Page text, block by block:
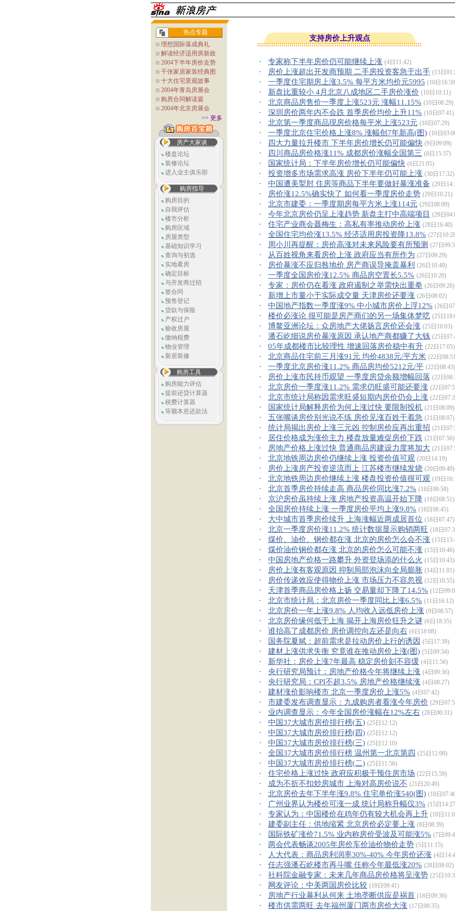
热点专题
理想国际落成典礼
解读经济适用房新政
2004下半年房价走势
千张家居家装经典图
十大住宅景观故事
2004年青岛房展会
购房合同解读篇
2004年北京房展会
>> 更多
房产大家谈
楼盘论坛
装修论坛
进入业主俱乐部
购房指导
购房目的
自我评估
楼市分析
购房区域
房屋类型
基础知识学习
查询与初选
实地看房
确定目标
与开发商过招
签合同
预售登记
贷款与保险
产权过户
验收房屋
缴纳税费
物业管理
新居装修
购房工具
购房能力评估
提前还贷计算器
税费计算器
等额本息还款法
支持房价上升观点
· 专家称下半年房价仍可能继续上涨 (4日11:42)
· 房价上涨超出开发商预期 二手房投资客急于出手 (13日
· 一季度住宅期房上涨3.5% 每平方米均价元5995 (10日
· 新盘比重较小 4月北京八成地区二手房价涨价 (10日10:11)
· 北京商品房售价一季度上涨523元 涨幅11.15% (10日08:29)
· 深圳房价两年内不会跌 首季房价均价上升11% (10日07:41)
· 北京第一季度商品现房价格每平米上涨523元 (10日07:29)
· 一季度北京住宅价格上涨8% 涨幅创7年新高(图) (10日
· 四大力量拉升楼市 下半年房价增长仍可能偏快 (9日09:09)
· 四川商品房价格涨11% 成都房价涨幅全国第三 (8日15:37)
· 国家统计局：下半年房价增长仍可能偏快 (6日21:05)
· 投资增多市场需求高涨 房价下半年仍可能上涨 (30日17:32)
· 中国遭美掣肘 住房等商品下半年要做好暴涨准备 (29日
· 房价涨12.5%确实快了 如何看一季度房价走势 (29日10:21)
· 北京市建委：一季度期房每平方米上涨114元 (29日08:09)
· 今年北京房价仍呈上涨趋势 新盘主打中高端项目 (29日
· 住宅产业商会聂梅生：高私有率推动房价上涨 (28日16:40)
· 全国住宅均价涨13.5% 经济适用房投资降13.8% (27日
· 周小川再提醒：房价高涨对未来风险要有所预测 (27日
· 从百姓视角来看房价上涨 政府应当有所作为 (27日09:29)
· 房价暴涨不应归咎地价 房产商误导掩盖暴利 (26日10:49)
· 一季度全国房价涨12.5% 商品房空置长5.5% (26日10:20)
· 专家：房价仍在看涨 政府遏制之举需快出重拳 (26日09:26)
· 新增上市量小于实际成交量 天津房价还要涨 (26日08:02)
· 中国地产指数一季度涨9% 中小城市房价上浮12% (26日
· 楼价必涨论 很可能是房产商们的另一场集体梦呓 (25日
· 博鳌亚洲论坛：众房地产大佬扬言房价还会涨 (25日10:03)
· 潘石屹细说房价暴涨原因 承认地产商都赚了大钱 (25日
· 05年成都楼市比较理性 增速回落房价稳中有升 (22日17:05)
· 北京商品住宅前三月涨91元 均价4838元/平方米 (22日
· 一季度北京房价涨11.2% 商品房均价5212元/平 (22日08:43)
· 房价上涨市民持币观望 一季度房贷余额增幅回落 (22日
· 北京房价一季度涨11.2% 需求仍旺盛可能还要涨 (22日
· 北京市统计局称因需求旺盛短期内房价仍会上涨 (22日
· 国家统计局解释房价为何上涨过快 要限制投机 (21日08:09)
· 五张嘴谈房价别光说不练 房价见涨百姓干着急 (21日08:07)
· 统计局揭出房价上涨三元凶 控制房价应再出重招 (21日
· 居住价格成为涨价主力 楼盘放量难促房价下跌 (21日07:56)
· 房地产价格上涨过快 普通商品房建设力度将加大 (21日
· 北京地铁周边房价仍继续上涨 投资价值可观 (20日14:19)
· 房价上涨房产投资逆流而上 江苏楼市继续发烧 (20日09:49)
· 北京地铁周边房价继续上涨 楼盘投资价值很可观 (19日
· 北京首季房价持续走高 商品房价同比涨7.2% (18日08:58)
· 京沪房价虽持续上涨 房地产投资高温开始下降 (18日08:51)
· 全国房价持续上涨 一季度房价平均上涨9.8% (18日08:45)
· 大中城市首季房价续升 上海涨幅近两成居首位 (18日07:47)
· 北京一季度房价涨11.2% 统计数据显示购销两旺 (18日
· 煤价、油价、钢价都在涨 北京的房价怎么会不涨 (15日
· 煤价油价钢价都在涨 北京的房价怎么可能不涨 (15日10:46)
· 中国房地产价格一路攀升 外资登场添的什么火 (15日10:43)
· 房价上涨有客观原因 抑制局部泡沫向全局膨胀 (14日11:01)
· 房价传递效应使得物价上涨 市场压力不容忽视 (12日10:55)
· 天津首季商品房价格上扬 交易量却下降了14.5% (12日
· 北京市统计局：北京房价一季度同比上涨6.5% (11日16:12)
· 北京房价一年上涨9.8% 人均收入远低房价上涨 (9日08:57)
· 北京房价缘何低于上海 揭开上海房价狂升之谜 (6日18:35)
· 谁抬高了成都房价 房价调控向左还是向右 (6日18:08)
· 国务院夏斌：超前需求是拉动房价上行的诱因 (5日17:39)
· 建材上涨供求失衡 究竟谁在推动房价上涨(图) (5日09:34)
· 新华社：房价上涨7年最高 稳定房价刻不容缓 (4日11:56)
· 央行研究局预计：房地产价格今年将继续上涨 (4日09:36)
· 央行研究局：CPI不超3.5% 房地产价格继续涨 (4日08:27)
· 建材涨价影响楼市 北京一季度房价上涨5% (4日07:42)
· 市建委发布调查显示：九成购房者看涨今年房价 (29日
· 业内调查显示：今年全国房价涨幅在12%左右 (28日00:31)
· 中国37大城市房价排行榜(五) (25日12:12)
· 中国37大城市房价排行榜(四) (25日12:12)
· 中国37大城市房价排行榜(三) (25日12:10)
· 全国37大城市房价排行榜 温州第一北京第四 (25日12:00)
· 中国37大城市房价排行榜(二) (25日11:56)
· 住宅价格上涨过快 政府应积极干预住房市场 (22日15:59)
· 成为不折不扣炒房城市 上海对高房价说不 (21日20:49)
· 北京房价去年下半年涨9.8% 住宅单价涨540(图) (18日
· 广州业界认为楼价可涨一成 统计局称升幅仅3% (15日
· 专家认为：中国楼价在鸡年仍有较大机会再上升 (10日
· 建委副主任：供地缩紧 北京房价必定要上涨 (8日08:39)
· 国际铁矿涨价71.5% 业内称房价受波及可能涨5% (7日
· 两会代表畅谈2005年房价车价油价物价走势 (5日11:15)
· 人大代表：商品房利润率30%-40% 今年房价还涨 (4日
· 任志强潘石屹楼市再斗嘴 任称今年最低涨20% (28日08:02)
· 社科院金融专家：未来几年商品房价格将呈涨势 (25日
· 网友评论：中美两国房价比较 (18日09:41)
· 房地产行业暴利从何来 土地垄断供应是祸首 (18日09:36)
· 楼市供需两旺 去年福州厦门两市房价大涨 (17日09:35)